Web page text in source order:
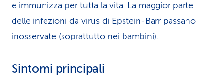
e immunizza per tutta la vita. La maggior parte
delle infezioni da virus di Epstein-Barr passano
inosservate (soprattutto nei bambini).
Sintomi principali